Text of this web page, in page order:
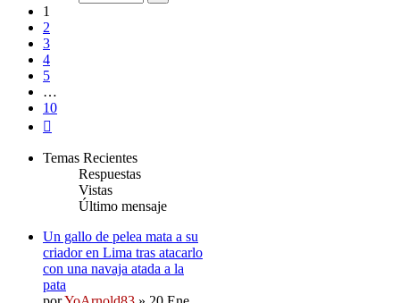
1
2
3
4
5
…
10
Temas Recientes
Respuestas
Vistas
Último mensaje
Un gallo de pelea mata a su
criador en Lima tras atacarlo
con una navaja atada a la
pata